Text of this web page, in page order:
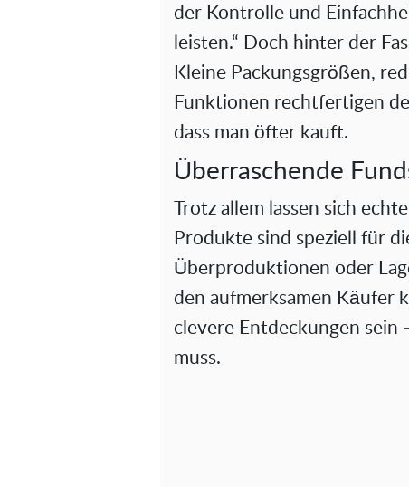
der Kontrolle und
leisten.“ Doch hinter der
Kleine Packungsgrößen,
Funktionen rechtfertigen
dass man öfter kauft.
Überraschende
Trotz allem lassen sich
Produkte sind speziell für
Überproduktionen oder
den aufmerksamen Käufer
clevere Entdeckungen sein
muss.